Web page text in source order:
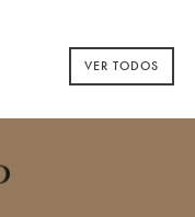
VER TODOS